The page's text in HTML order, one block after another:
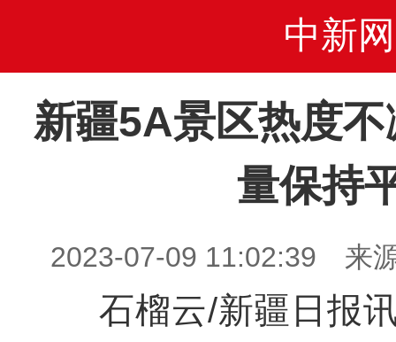
中新网
新疆5A景区热度
量保持
2023-07-09 11:02:39 来
石榴云/新疆日报讯